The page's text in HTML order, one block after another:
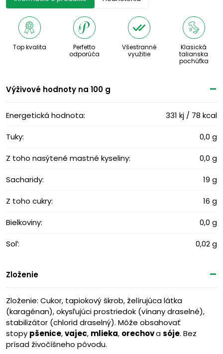
Top kvalita
Perfetto
odporúča
Všestranné
využitie
Klasická
talianska
pochúťka
Výživové ​​hodnoty na 100 g
Energetická hodnota: 331 kj / 78 kcal
Tuky: 0,0 g
Z toho nasýtené mastné kyseliny: 0,0 g
Sacharidy: 19 g
Z toho cukry: 16 g
Bielkoviny: 0,0 g
Soľ: 0,02 g
Zloženie
Zloženie: Cukor, tapiokový škrob, želírujúca látka
(karagénan), okysľujúci prostriedok (vínany draselné),
stabilizátor (chlorid draselný). Môže obsahovať
stopy pšenice,vajec, mlieka, orechovasóje. Bez
prísad živočíšneho pôvodu.